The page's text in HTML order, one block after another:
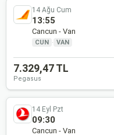
14 Ağu Cum
13:55
Cancun - Van
CUN · VAN
7.329,47 TL
Pegasus
14 Eyl Pzt
09:30
Cancun - Van